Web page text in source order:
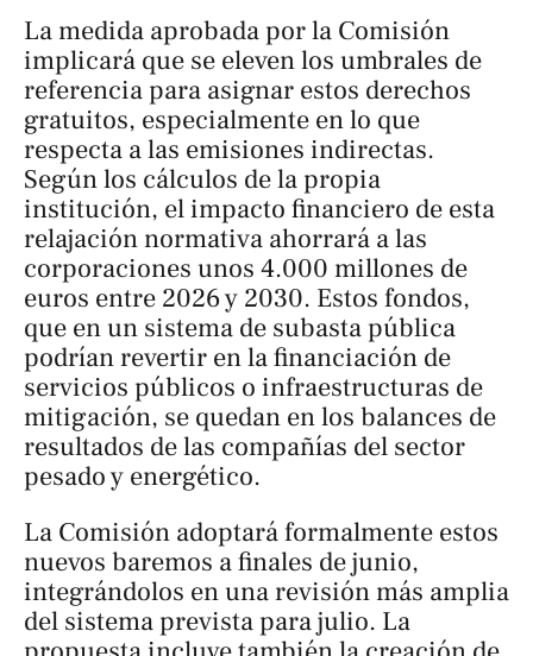
La medida aprobada por la Comisión
implicará que se eleven los umbrales de
referencia para asignar estos derechos
gratuitos, especialmente en lo que
respecta a las emisiones indirectas.
Según los cálculos de la propia
institución, el impacto financiero de esta
relajación normativa ahorrará a las
corporaciones unos 4.000 millones de
euros entre 2026 y 2030. Estos fondos,
que en un sistema de subasta pública
podrían revertir en la financiación de
servicios públicos o infraestructuras de
mitigación, se quedan en los balances de
resultados de las compañías del sector
pesado y energético.
La Comisión adoptará formalmente estos
nuevos baremos a finales de junio,
integrándolos en una revisión más amplia
del sistema prevista para julio. La